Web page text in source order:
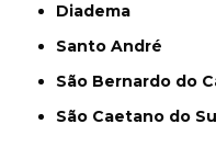
Diadema
Santo André
São Bernardo do
São Caetano do